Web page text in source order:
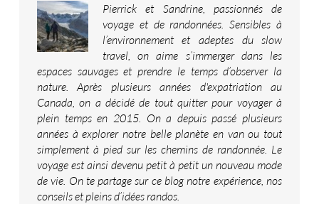
Pierrick et Sandrine, passionnés de
voyage et de randonnées. Sensibles à
l’environnement et adeptes du slow
travel, on aime s’immerger dans les
espaces sauvages et prendre le temps d’observer la
nature. Après plusieurs années d'expatriation au
Canada, on a décidé de tout quitter pour voyager à
plein temps en 2015. On a depuis passé plusieurs
années à explorer notre belle planète en van ou tout
simplement à pied sur les chemins de randonnée. Le
voyage est ainsi devenu petit à petit un nouveau mode
de vie. On te partage sur ce blog notre expérience, nos
conseils et pleins d’idées randos.